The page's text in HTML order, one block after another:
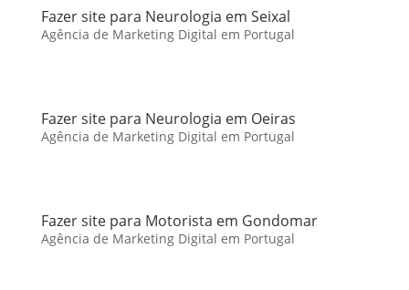
Fazer site para Neurologia em Seixal
Agência de Marketing Digital em Portugal
Fazer site para Neurologia em Oeiras
Agência de Marketing Digital em Portugal
Fazer site para Motorista em Gondomar
Agência de Marketing Digital em Portugal